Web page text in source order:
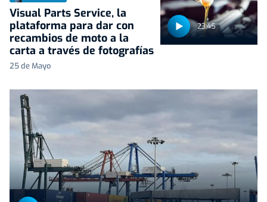
23:45
Visual Parts Service, la
plataforma para dar con
recambios de moto a la
carta a través de fotografías
25 de Mayo